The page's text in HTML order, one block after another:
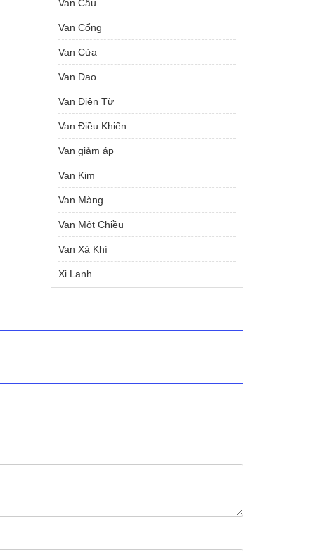
Van Cầu
Van Cổng
Van Cửa
Van Dao
Van Điện Từ
Van Điều Khiển
Van giảm áp
Van Kim
Van Màng
Van Một Chiều
Van Xả Khí
Xi Lanh